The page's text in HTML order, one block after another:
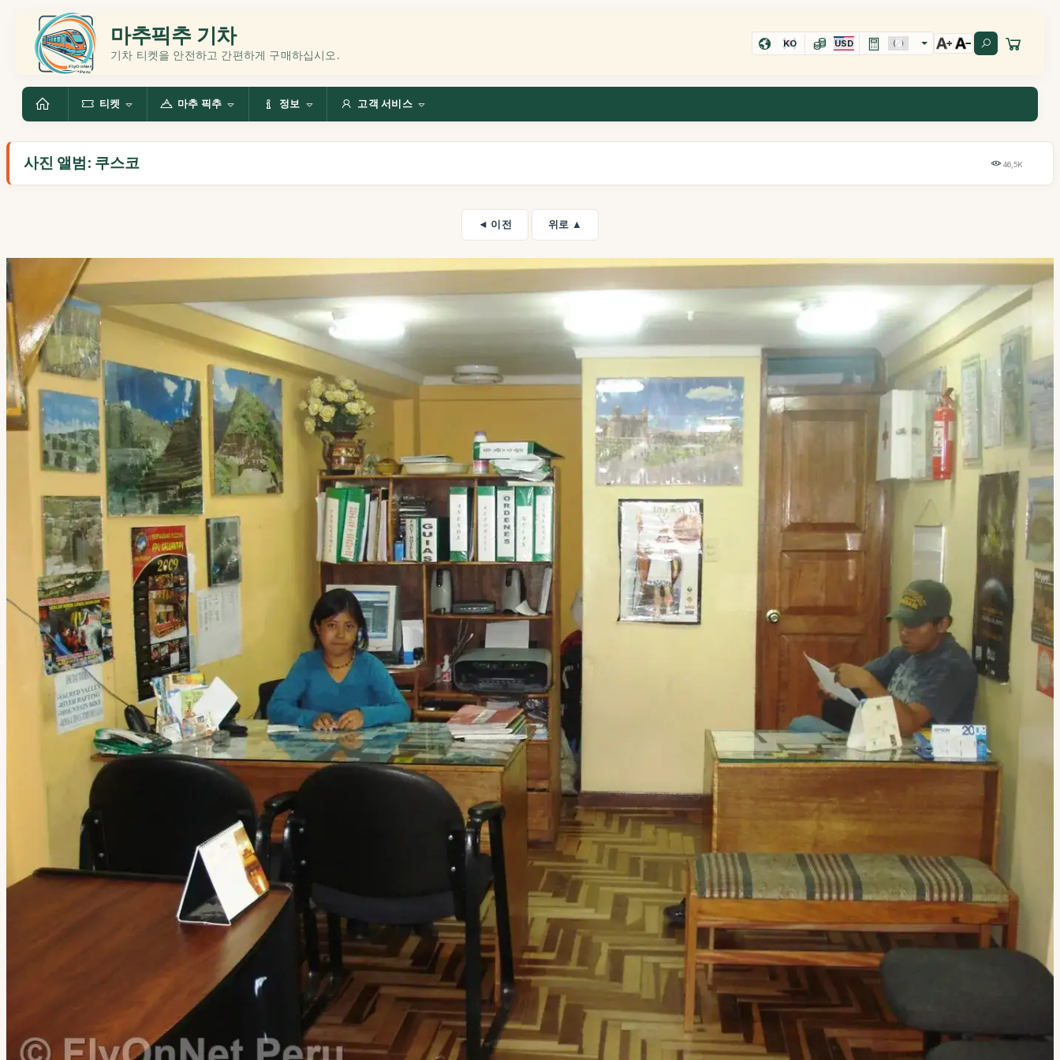
마추픽추 기차
기차 티켓을 안전하고 간편하게 구매하십시오.
KO USD
티켓 마추 픽추 정보 고객 서비스
사진 앨범: 쿠스코 46,5K
◄ 이전 위로 ▲